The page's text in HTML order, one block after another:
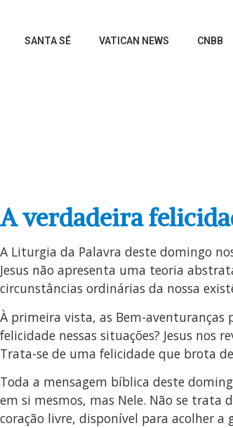
SANTA SÉ VATICAN NEWS CNBB
A verdadeira
A Liturgia da Palavra deste domingo
Jesus não apresenta uma teoria
circunstâncias ordinárias da nossa
À primeira vista, as Bem-aventuranças
felicidade nessas situações? Jesus nos
Trata-se de uma felicidade que brota
Toda a mensagem bíblica deste
em si mesmos, mas Nele. Não se trata
coração livre, disponível para acolher a